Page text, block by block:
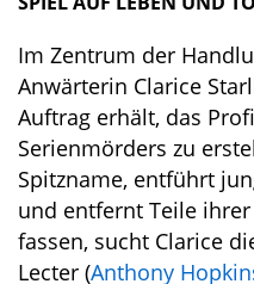
Im Zentrum der
Anwärterin Clarice
Auftrag erhält, das
Serienmörders zu
Spitzname, entführt
und entfernt Teile
fassen, sucht Clarice
Lecter (Anthony